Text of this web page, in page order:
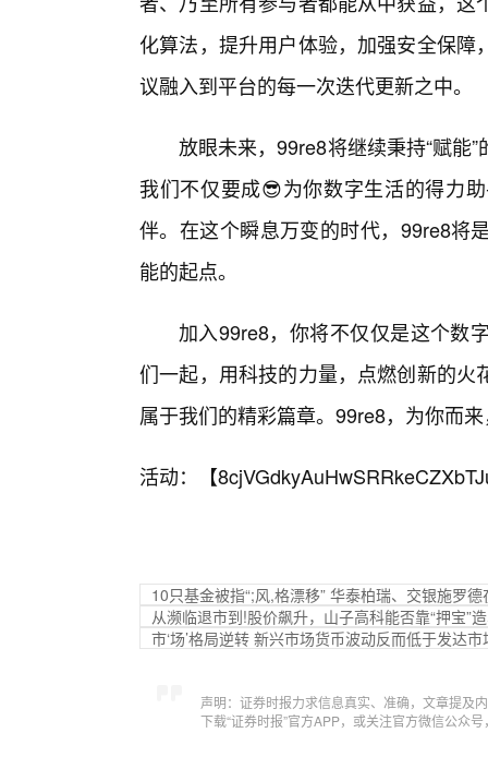
化算法，提升用户体验，加强安全保
议融入到平台的每一次迭代更新之中。
放眼未来，99re8将继续秉持“赋能
我们不仅要成😎为你数字生活的得力
伴。在这个瞬息万变的时代，99re8将
能的起点。
加入99re8，你将不仅仅是这个数
们一起，用科技的力量，点燃创新的
属于我们的精彩篇章。99re8，为你而
活动：【
10只基金被指“;风,格漂移” 华泰柏瑞、交银施罗德
从濒临退市到!股价飙升，山子高科能否靠“押宝”
市‘场’格局逆转 新兴市场货币波动反而低于发达市
声明：证券时报力求信息真实、准确，文章提及
下载“证券时报”官方APP，或关注官方微信公众